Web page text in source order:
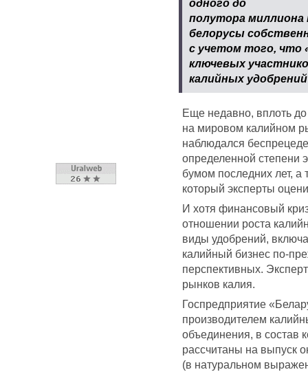
одного до
полутора миллиона
белорусы
с учетом того, что
ключевых
калийных
Еще недавно, вплоть до
на мировом калийном
наблюдался
определенной степени
бумом последних лет,
который эксперты
И хотя финансовый
отношении роста
виды удобрений,
калийный бизнес по-
перспективных.
рынков калия.
Госпредприятие
производителем
объединения, в состав
рассчитаны на выпуск
(в натуральном